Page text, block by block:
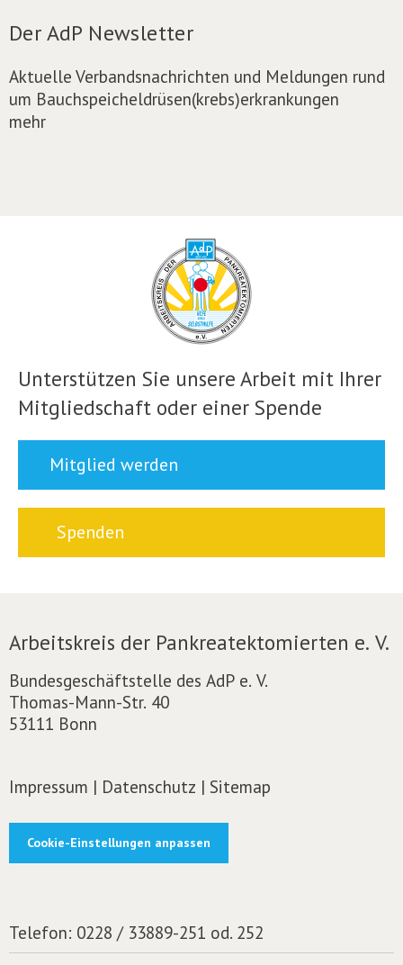
Der AdP Newsletter
Aktuelle Verbandsnachrichten und Meldungen rund
um Bauchspeicheldrüsen(krebs)erkrankungen
mehr
Unterstützen Sie unsere Arbeit mit Ihrer
Mitgliedschaft oder einer Spende
Mitglied werden
Spenden
Arbeitskreis der Pankreatektomierten e. V.
Bundesgeschäftstelle des AdP e. V.
Thomas-Mann-Str. 40
53111 Bonn
Impressum | Datenschutz | Sitemap
Cookie-Einstellungen anpassen
Telefon: 0228 / 33889-251 od. 252